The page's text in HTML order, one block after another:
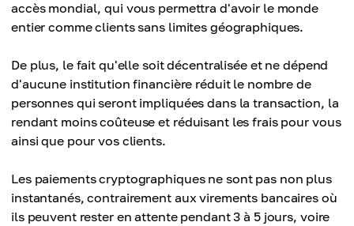
accès mondial, qui vous permettra d'avoir le monde
entier comme clients sans limites géographiques.
De plus, le fait qu'elle soit décentralisée et ne dépend
d'aucune institution financière réduit le nombre de
personnes qui seront impliquées dans la transaction, la
rendant moins coûteuse et réduisant les frais pour vous
ainsi que pour vos clients.
Les paiements cryptographiques ne sont pas non plus
instantanés, contrairement aux virements bancaires où
ils peuvent rester en attente pendant 3 à 5 jours, voire